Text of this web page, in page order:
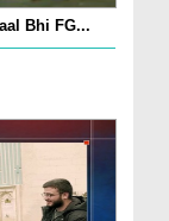
Bhi FG...